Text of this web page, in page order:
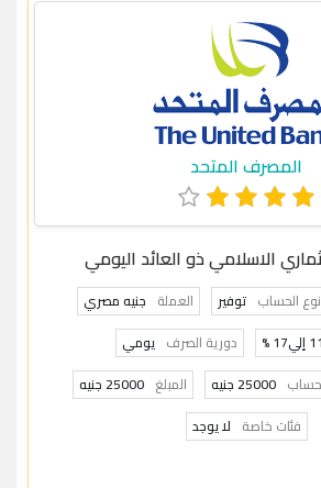
المصرف المتحد
الاسلامي ذو العائد اليومي
نوع الحساب توفير العملة جنيه مصري
11 إلي17 % دورية الصرف يومي
حساب 25000 جنيه المبلغ 25000 جنيه
فئات خاصة لا يوجد